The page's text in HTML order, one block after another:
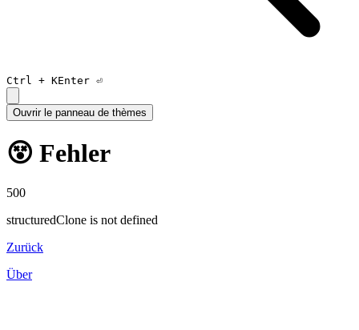
Ctrl + KEnter ⏎
Ouvrir le panneau de thèmes
😵 Fehler
500
structuredClone is not defined
Zurück
Über